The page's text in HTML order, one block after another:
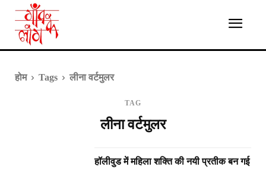
होम Tags लीना वर्टमुलर
TAG
लीना वर्टमुलर
हॉलीवुड में महिला शक्ति की नयी प्रतीक बन गई